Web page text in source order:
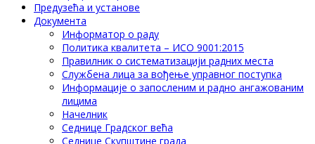
Предузећа и установе
Документа
Информатор о раду
Политика квалитета – ИСО 9001:2015
Правилник о систематизацији радних места
Службена лица за вођење управног поступка
Информације о запосленим и радно ангажованим
лицима
Начелник
Седнице Градског већа
Седнице Скупштине града